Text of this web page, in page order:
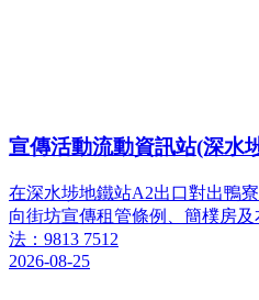
宣傳活動流動資訊站(深水
在深水埗地鐵站A2出口對出鴨
向街坊宣傳租管條例、簡樸房
法：9813 7512
2026-08-25